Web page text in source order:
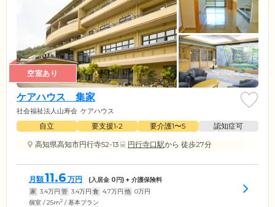
空室あり
ケアハウス 集家
社会福祉法人山寿会 ケアハウス
自立 要支援1•2 要介護1〜5
認知症可
高知県高知市円行寺52-13
円行寺口駅から 徒歩27分
月額11.6 万円 (入居金 0円) + 介護保険料
家 3.4万円 管 3.4万円 食 4.7万円 他 0万円
個室 / 25m2 / 基本プラン